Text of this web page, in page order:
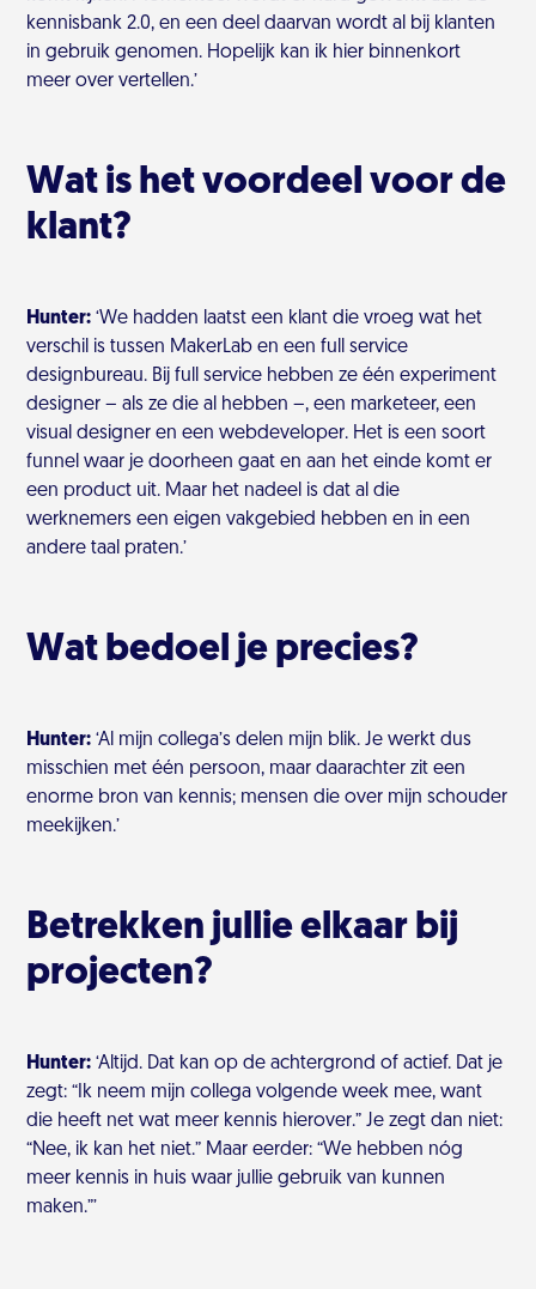
kennisbank 2.0, en een deel daarvan wordt al bij klanten
in gebruik genomen. Hopelijk kan ik hier binnenkort
meer over vertellen.’
Wat is het voordeel voor de
klant?
Hunter: ‘We hadden laatst een klant die vroeg wat het
verschil is tussen MakerLab en een full service
designbureau. Bij full service hebben ze één experiment
designer – als ze die al hebben –, een marketeer, een
visual designer en een webdeveloper. Het is een soort
funnel waar je doorheen gaat en aan het einde komt er
een product uit. Maar het nadeel is dat al die
werknemers een eigen vakgebied hebben en in een
andere taal praten.’
Wat bedoel je precies?
Hunter: ‘Al mijn collega’s delen mijn blik. Je werkt dus
misschien met één persoon, maar daarachter zit een
enorme bron van kennis; mensen die over mijn schouder
meekijken.’
Betrekken jullie elkaar bij
projecten?
Hunter: ‘Altijd. Dat kan op de achtergrond of actief. Dat je
zegt: “Ik neem mijn collega volgende week mee, want
die heeft net wat meer kennis hierover.” Je zegt dan niet:
“Nee, ik kan het niet.” Maar eerder: “We hebben nóg
meer kennis in huis waar jullie gebruik van kunnen
maken.”’